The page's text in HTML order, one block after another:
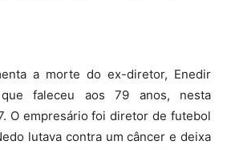
a morte do ex-diretor, Enedir
faleceu aos 79 anos, nesta
O empresário foi diretor de futebol
lutava contra um câncer e deixa